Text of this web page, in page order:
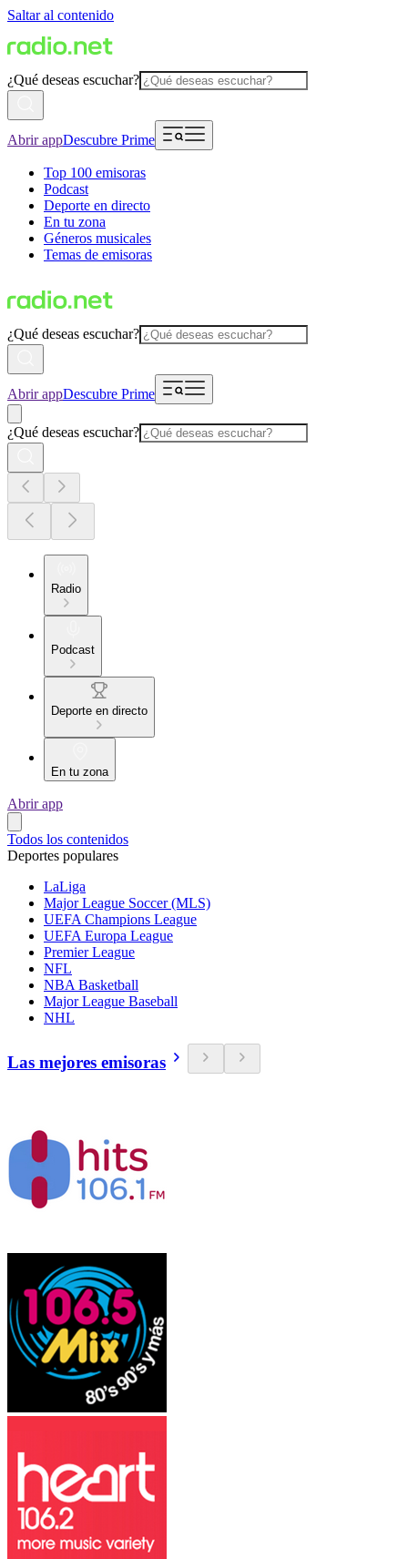
Saltar al contenido
¿Qué deseas escuchar?
Abrir appDescubre Prime
Top 100 emisoras
Podcast
Deporte en directo
En tu zona
Géneros musicales
Temas de emisoras
¿Qué deseas escuchar?
Abrir appDescubre Prime
¿Qué deseas escuchar?
Radio
Podcast
Deporte en directo
En tu zona
Abrir app
Todos los contenidos
Deportes populares
LaLiga
Major League Soccer (MLS)
UEFA Champions League
UEFA Europa League
Premier League
NFL
NBA Basketball
Major League Baseball
NHL
Las mejores emisoras